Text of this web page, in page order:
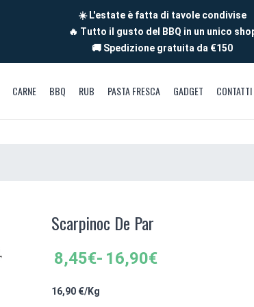
☀️ L'estate è fatta di tavole condivise
🔥 Tutto il gusto del BBQ in un unico
🚚 Spedizione gratuita da €150
CARNE BBQ RUB PASTA FRESCA GADGET CONTATTI
Scarpinoc De Par
8,45€- 16,90€
Fascia
prezzo:
16,90 €/Kg